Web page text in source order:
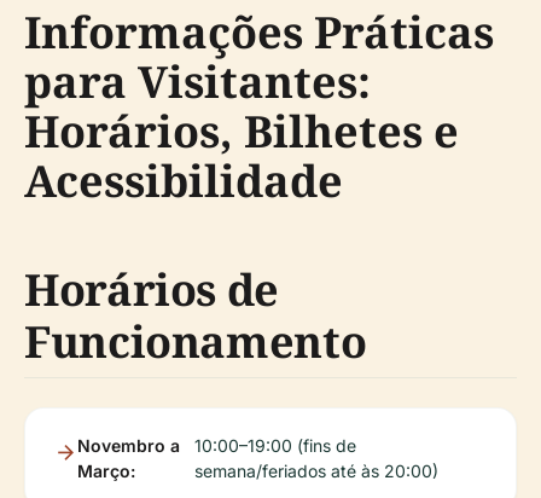
Informações Práticas
para Visitantes:
Horários, Bilhetes e
Acessibilidade
Horários de
Funcionamento
Novembro a
Março:
10:00–19:00 (fins de
semana/feriados até às 20:00)